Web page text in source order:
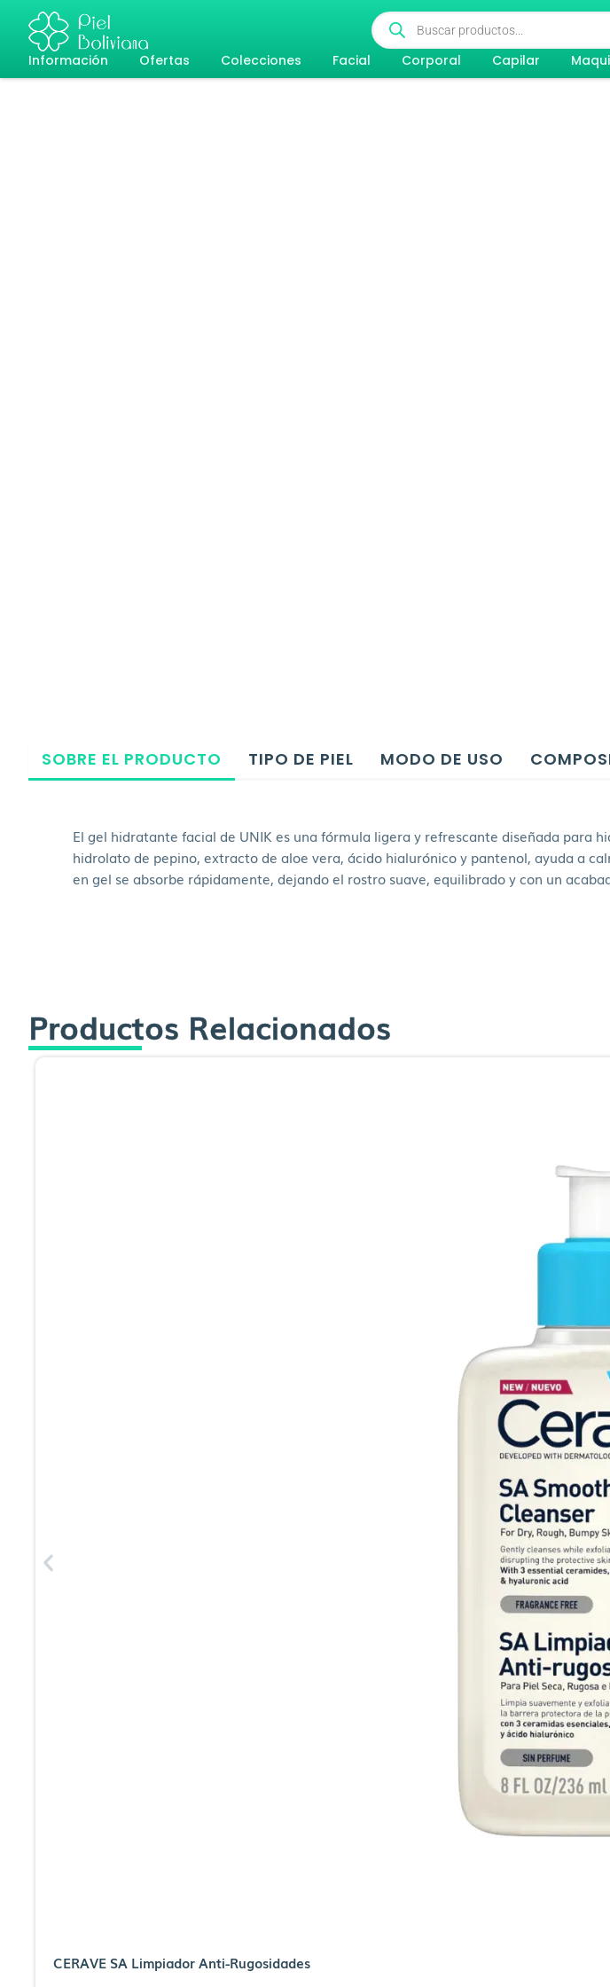
contenido
Búsqueda
de
productos
Información
Ofertas Colecciones Facial Corporal Capilar
SOBRE EL PRODUCTO TIPO DE PIEL MODO DE USO
El gel hidratante facial de UNIK es una fórmula ligera y refrescante diseñada para
hidrolato de pepino, extracto de aloe vera, ácido hialurónico y pantenol, ayuda a
en gel se absorbe rápidamente, dejando el rostro suave, equilibrado y con un
Productos Relacionados
CERAVE SA Limpiador Anti-Rugosidades